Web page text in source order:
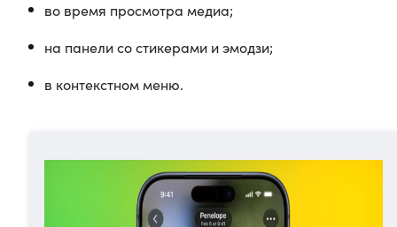
во время просмотра медиа;
на панели со стикерами и эмодзи;
в контекстном меню.